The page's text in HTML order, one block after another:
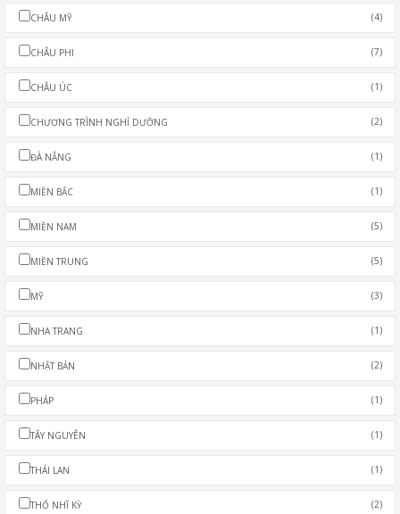
CHÂU MỸ (4)
CHÂU PHI (7)
CHÂU ÚC (1)
CHƯƠNG TRÌNH NGHỈ DƯỠNG (2)
ĐÀ NẴNG (1)
MIỀN BẮC (1)
MIỀN NAM (5)
MIỀN TRUNG (5)
MỸ (3)
NHA TRANG (1)
NHẬT BẢN (2)
PHÁP (1)
TÂY NGUYÊN (1)
THÁI LAN (1)
THỔ NHĨ KỲ (2)